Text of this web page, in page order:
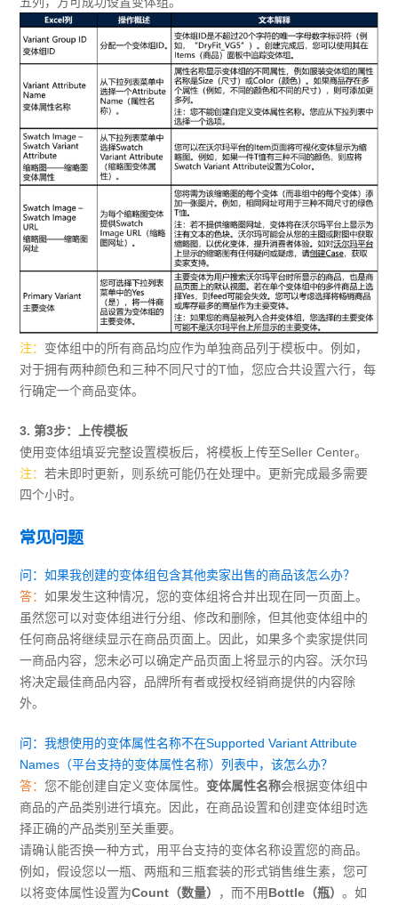
注： 变体组中的所有商品均应作为单独商品列于模板中。例如，
对于拥有两种颜色和三种不同尺寸的T恤，您应合共设置六行，每
行确定一个商品变体。
3. 第3步：上传模板
使用变体组填妥完整设置模板后，将模板上传至Seller Center。
注：若未即时更新，则系统可能仍在处理中。更新完成最多需要
四个小时。
常见问题
问：如果我创建的变体组包含其他卖家出售的商品该怎么办？
答：如果发生这种情况，您的变体组将合并出现在同一页面上。
虽然您可以对变体组进行分组、修改和删除，但其他变体组中的
任何商品将继续显示在商品页面上。因此，如果多个卖家提供同
一商品内容，您未必可以确定产品页面上将显示的内容。沃尔玛
将决定最佳商品内容，品牌所有者或授权经销商提供的内容除
外。
问：我想使用的变体属性名称不在Supported Variant Attribute
Names（平台支持的变体属性名称）列表中，该怎么办？
答：您不能创建自定义变体属性。 变体属性名称会根据变体组中
商品的产品类别进行填充。因此，在商品设置和创建变体组时选
择正确的产品类别至关重要。
请确认能否换一种方式，用平台支持的变体名称设置您的商品。
例如，假设您以一瓶、两瓶和三瓶套装的形式销售维生素，您可
以将变体属性设置为Count（数量） ，而不用Bottle（瓶）。如